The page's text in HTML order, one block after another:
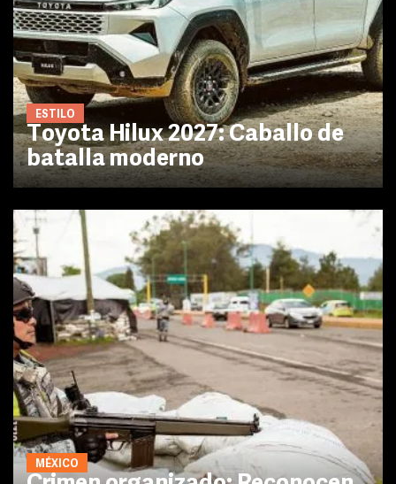
ESTILO
Toyota Hilux 2027: Caballo de
batalla moderno
MÉXICO